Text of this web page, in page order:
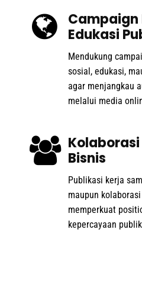
Edukasi
Mendukung
sosial, edukasi,
agar menjangkau
melalui media
Bisnis
Publikasi kerja
maupun
memperkuat
kepercayaan